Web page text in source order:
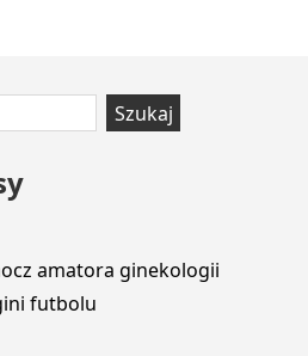
amatora ginekologii
futbolu